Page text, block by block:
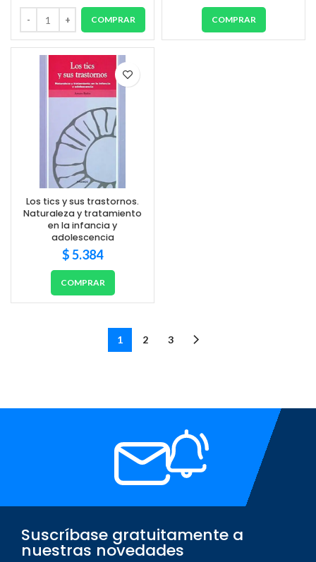
COMPRAR COMPRAR
Los tics y sus trastornos.
Naturaleza y tratamiento
en la infancia y
adolescencia
$5.384
COMPRAR
1 2 3
Suscríbase gratuitamente a
nuestras novedades